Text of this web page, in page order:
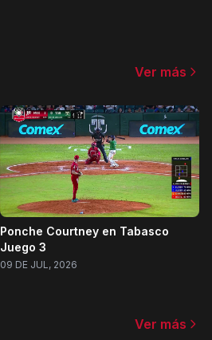
Ver más
Ponche Courtney en Tabasco
Juego 3
09 DE JUL, 2026
Ver más